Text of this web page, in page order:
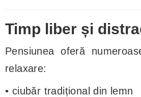
Timp liber și
Pensiunea oferă
relaxare:
• ciubăr tradițional din lemn